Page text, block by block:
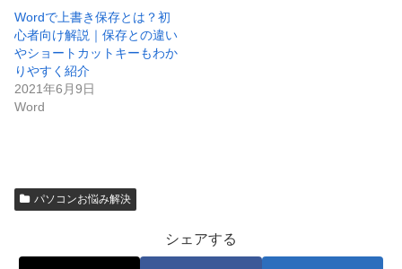
Wordで上書き保存とは？初
心者向け解説｜保存との違い
やショートカットキーもわか
りやすく紹介
2021年6月9日
Word
パソコンお悩み解決
シェアする